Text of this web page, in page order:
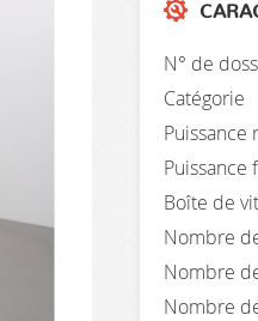
N° de
Catégorie
Puissance
Puissance
Boîte de
Nombre
Nombre
Nombre